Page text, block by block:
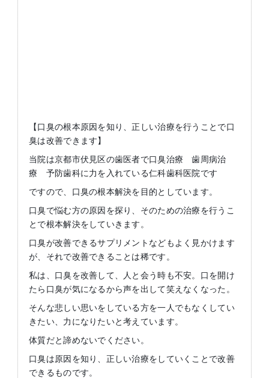
【口臭の根本原因を知り、正しい治療を行うことで口
臭は改善できます】
当院は京都市伏見区の歯医者で口臭治療 歯周病治
療 予防歯科に力を入れている仁科歯科医院です
ですので、口臭の根本解決を目的としています。
口臭で悩む方の原因を探り、そのための治療を行うこ
とで根本解決をしていきます。
口臭が改善できるサプリメントなどもよく見かけます
が、それで改善できることは稀です。
私は、口臭を改善して、人と会う時も不安。口を開け
たら口臭が気になるから声を出して笑えなくなった。
そんな悲しい思いをしている方を一人でもなくしてい
きたい、力になりたいと考えています。
体質だと諦めないでください。
口臭は原因を知り、正しい治療をしていくことで改善
できるものです。